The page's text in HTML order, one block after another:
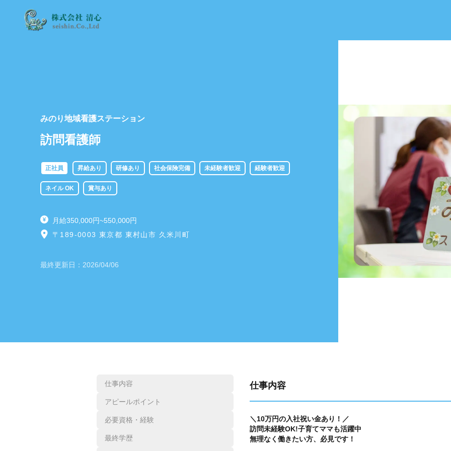
みのり地域看護ステーション
訪問看護師
正社員 昇給あり 研修あり 社会保険完備 未経験者歓迎 経験者歓迎
ネイル OK 賞与あり
月給350,000円~550,000円
〒189-0003 東京都 東村山市 久米川町
最終更新日： 2026/04/06
仕事内容
アピールポイント
必要資格・経験
最終学歴
仕事内容
＼10万円の入社祝い金あり！／
訪問未経験OK!子育てママも活躍中
無理なく働きたい方、必見です！